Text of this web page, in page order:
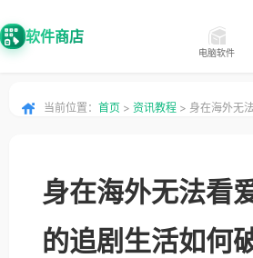
软件商店
电脑软件
当前位置： 首页 > 资讯教程 > 身在海外无
身在海外无法看
的追剧生活如何